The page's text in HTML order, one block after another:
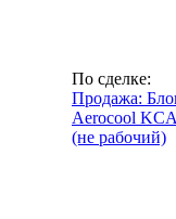
По сделке:
Продажа:
Aerocool
(не рабочий)